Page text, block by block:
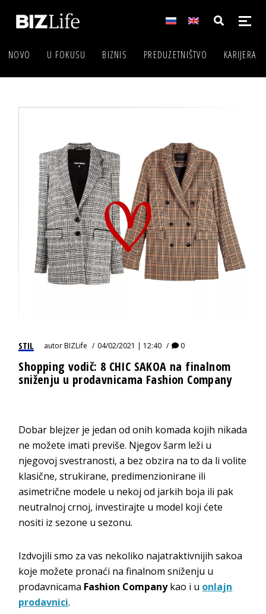
NOVO U FOKUSU BIZNIS PREDUZETNIŠTVO KARIJERA
STIL autorBIZLife 04/02/2021 | 12:40 0
Shopping vodič: 8 CHIC SAKOA na finalnom
sniženju u prodavnicama Fashion Company
Dobar blejzer je jedan od onih komada kojih nikada
ne možete imati previše. Njegov šarm leži u
njegovoj svestranosti, a bez obzira na to da li volite
klasične, strukirane, predimenzionirane ili
asimetrične modele u nekoj od jarkih boja ili pak
neutralnoj crnoj, investirajte u model koji ćete
nositi iz sezone u sezonu.
Izdvojili smo za vas nekoliko najatraktivnijih sakoa
koje možete pronaći na finalnom sniženju u
prodavnicama Fashion Companykao i u onlajn
prodavnici.